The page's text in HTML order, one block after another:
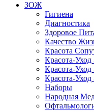
ЗОЖ
Гигиена
Диагностика
Здоровое
Качество
Красота
Красота-
Красота-
Красота-Уход
Наборы
Народная